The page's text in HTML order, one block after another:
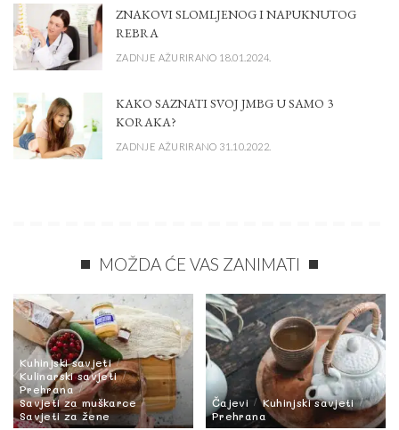
ZNAKOVI SLOMLJENOG I NAPUKNUTOG
REBRA
ZADNJE AŽURIRANO 18.01.2024.
KAKO SAZNATI SVOJ JMBG U SAMO 3
KORAKA?
ZADNJE AŽURIRANO 31.10.2022.
MOŽDA ĆE VAS ZANIMATI
Kuhinjski savjeti
Kulinarski savjeti
Prehrana
Savjeti za muškarce
Savjeti za žene
Čajevi
Kuhinjski savjeti
Prehrana